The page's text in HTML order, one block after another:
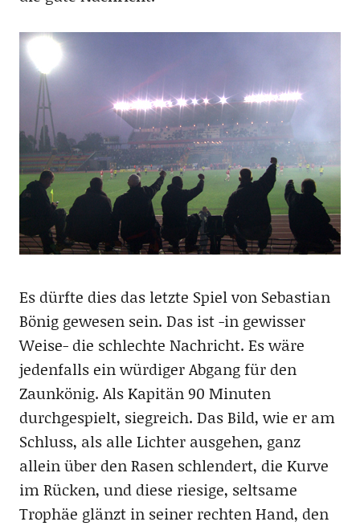
Es dürfte dies das letzte Spiel von Sebastian
Bönig gewesen sein. Das ist -in gewisser
Weise- die schlechte Nachricht. Es wäre
jedenfalls ein würdiger Abgang für den
Zaunkönig. Als Kapitän 90 Minuten
durchgespielt, siegreich. Das Bild, wie er am
Schluss, als alle Lichter ausgehen, ganz
allein über den Rasen schlendert, die Kurve
im Rücken, und diese riesige, seltsame
Trophäe glänzt in seiner rechten Hand, den